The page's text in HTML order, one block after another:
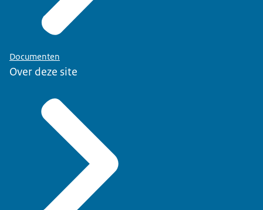
Documenten
Over deze site